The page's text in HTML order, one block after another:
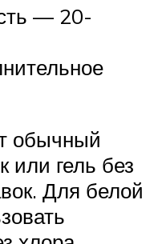
— 20-
обычный
или гель без
Для белой